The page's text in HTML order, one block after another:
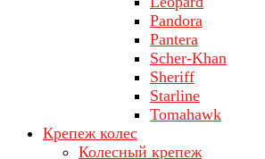
Pandora
Pantera
Scher-Khan
Sheriff
Starline
Tomahawk
Крепеж колес
Колесный крепеж